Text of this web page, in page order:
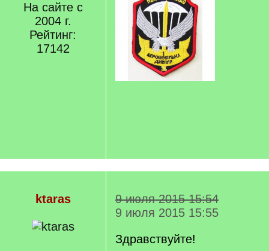
На сайте с
2004 г.
Рейтинг:
17142
ktaras
9 июля 2015 15:54
9 июля 2015 15:55
Здравствуйте!